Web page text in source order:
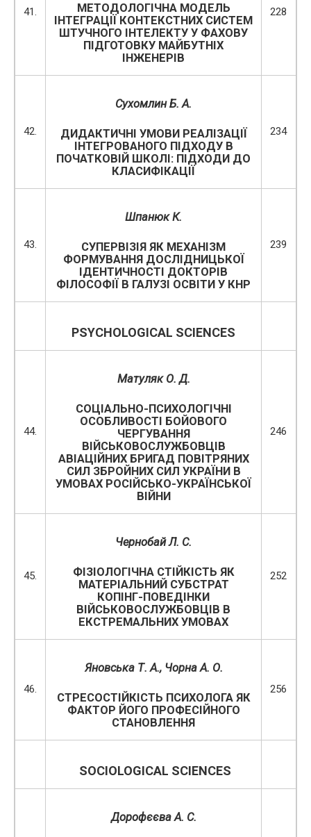
41.
МЕТОДОЛОГІЧНА МОДЕЛЬ
ІНТЕГРАЦІЇ КОНТЕКСТНИХ СИСТЕМ
ШТУЧНОГО ІНТЕЛЕКТУ У ФАХОВУ
ПІДГОТОВКУ МАЙБУТНІХ
ІНЖЕНЕРІВ
228
42.
Сухомлин Б. А.
ДИДАКТИЧНІ УМОВИ РЕАЛІЗАЦІЇ
ІНТЕГРОВАНОГО ПІДХОДУ В
ПОЧАТКОВІЙ ШКОЛІ: ПІДХОДИ ДО
КЛАСИФІКАЦІЇ
234
43.
Шпанюк К.
СУПЕРВІЗІЯ ЯК МЕХАНІЗМ
ФОРМУВАННЯ ДОСЛІДНИЦЬКОЇ
ІДЕНТИЧНОСТІ ДОКТОРІВ
ФІЛОСОФІЇ В ГАЛУЗІ ОСВІТИ У КНР
239
PSYCHOLOGICAL SCIENCES
44.
Матуляк О. Д.
СОЦІАЛЬНО-ПСИХОЛОГІЧНІ
ОСОБЛИВОСТІ БОЙОВОГО
ЧЕРГУВАННЯ
ВІЙСЬКОВОСЛУЖБОВЦІВ
АВІАЦІЙНИХ БРИГАД ПОВІТРЯНИХ
СИЛ ЗБРОЙНИХ СИЛ УКРАЇНИ В
УМОВАХ РОСІЙСЬКО-УКРАЇНСЬКОЇ
ВІЙНИ
246
45.
Чернобай Л. С.
ФІЗІОЛОГІЧНА СТІЙКІСТЬ ЯК
МАТЕРІАЛЬНИЙ СУБСТРАТ
КОПІНГ-ПОВЕДІНКИ
ВІЙСЬКОВОСЛУЖБОВЦІВ В
ЕКСТРЕМАЛЬНИХ УМОВАХ
252
46.
Яновська Т. А., Чорна А. О.
СТРЕСОСТІЙКІСТЬ ПСИХОЛОГА ЯК
ФАКТОР ЙОГО ПРОФЕСІЙНОГО
СТАНОВЛЕННЯ
256
SOCIOLOGICAL SCIENCES
Дорофєєва А. С.